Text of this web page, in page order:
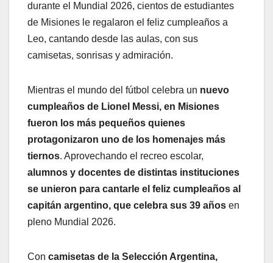
durante el Mundial 2026, cientos de estudiantes
de Misiones le regalaron el feliz cumpleaños a
Leo, cantando desde las aulas, con sus
camisetas, sonrisas y admiración.
Mientras el mundo del fútbol celebra un nuevo
cumpleaños de Lionel Messi, en Misiones
fueron los más pequeños quienes
protagonizaron uno de los homenajes más
tiernos. Aprovechando el recreo escolar,
alumnos y docentes de distintas instituciones
se unieron para cantarle el feliz cumpleaños al
capitán argentino, que celebra sus 39 años en
pleno Mundial 2026.
Con camisetas de la Selección Argentina,